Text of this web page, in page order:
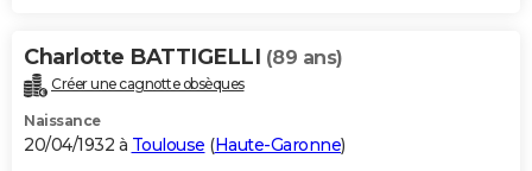
Charlotte BATTIGELLI (89 ans)
Créer une cagnotte obsèques
Naissance
20/04/1932 à Toulouse (Haute-Garonne)